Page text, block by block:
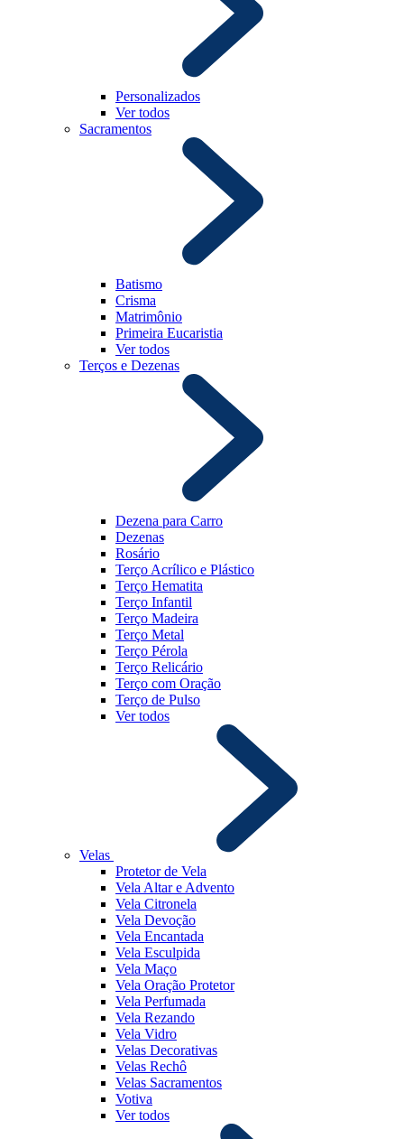
Personalizados
Ver todos
Sacramentos
Batismo
Crisma
Matrimônio
Primeira Eucaristia
Ver todos
Terços e Dezenas
Dezena para Carro
Dezenas
Rosário
Terço Acrílico e Plástico
Terço Hematita
Terço Infantil
Terço Madeira
Terço Metal
Terço Pérola
Terço Relicário
Terço com Oração
Terço de Pulso
Ver todos
Velas
Protetor de Vela
Vela Altar e Advento
Vela Citronela
Vela Devoção
Vela Encantada
Vela Esculpida
Vela Maço
Vela Oração Protetor
Vela Perfumada
Vela Rezando
Vela Vidro
Velas Decorativas
Velas Rechô
Velas Sacramentos
Votiva
Ver todos